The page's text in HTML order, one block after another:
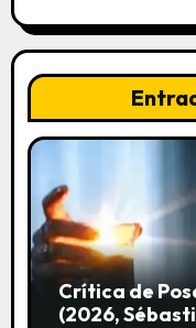
n
d
e
e
n
t Crítica de
(2026,